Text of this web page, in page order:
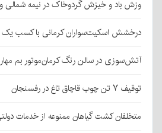
وزش باد و خیزش گردوخاک در نیمه شمالی
درخشش اسکیت‌سواران کرمانی با کسب یک
آتش‌سوزی در سالن رنگ کرمان‌موتور بم
توقیف ۷ تن چوب قاچاق تاغ در رفسنجان
متخلفان کشت گیاهان ممنوعه از خدمات